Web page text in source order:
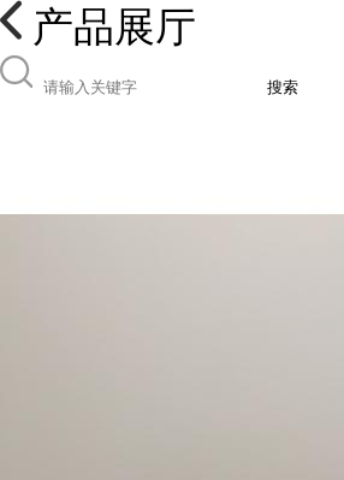
产品展厅
搜索